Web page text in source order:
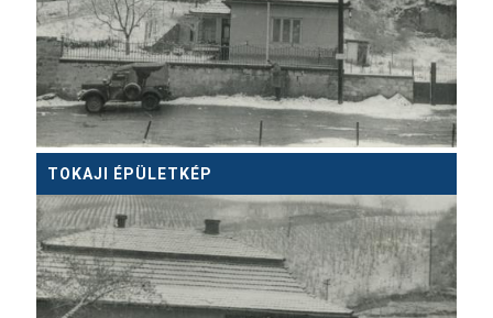
TOKAJI ÉPÜLETKÉP